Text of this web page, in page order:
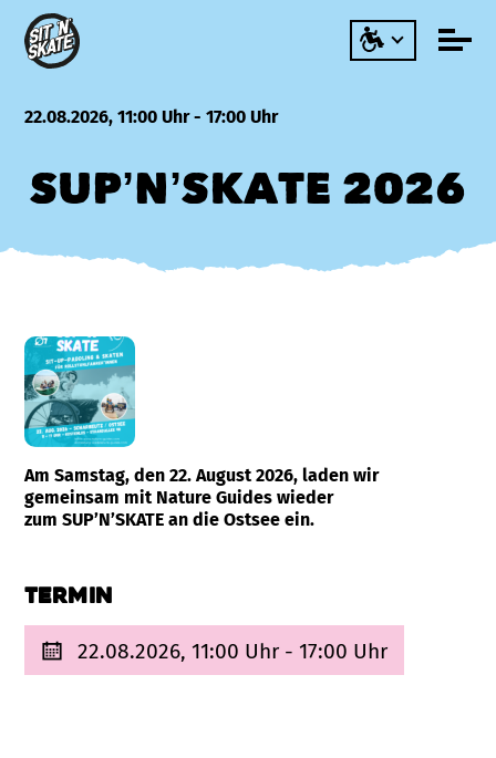
22.08.2026, 11:00 Uhr - 17:00 Uhr
SUP’N’SKATE 2026
Am Samstag, den 22. August 2026, laden wir
gemeinsam mit Nature Guides wieder
zum SUP’N’SKATE an die Ostsee ein.
Termin
22.08.2026, 11:00 Uhr - 17:00 Uhr